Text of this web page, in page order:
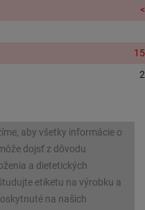
aby všetky informácie o
dojsť z dôvodu
a dietetických
etiketu na výrobku a
na našich